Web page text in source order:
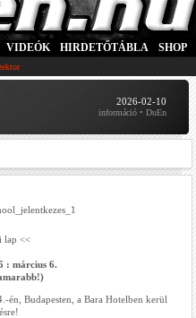
VIDEÓK HIRDETŐTÁBLA SHOP
2026-02-10
információ • DuEn
lap <<
: március 6.
Budapesten, a Bara Hotelben kerül